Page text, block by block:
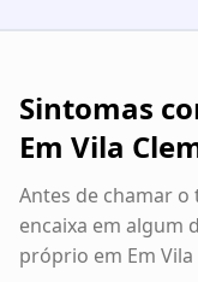
Sintomas
Em Vila
Antes de chamar o
encaixa em algum
próprio em Em